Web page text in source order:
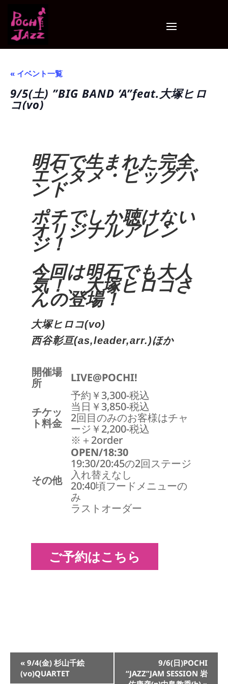
« イベント一覧
9/5(土) ”BIG BAND ’A”feat.大塚ヒロ
コ(vo)
明石で生まれた完全
エンタメ・ビッグバ
ンド
ポチでしか聴けない
オリジナルアレン
ジ！
今回は明石でも大人
気！、大塚ヒロコさ
んの登場！
大塚ヒロコ(vo)
西谷彰亘(as,leader,arr.)ほか
開催場
所
LIVE@POCHI!
チケッ
ト料金
予約￥3,300-税込
当日￥3,850-税込
2回目のみのお客様はチャ
ージ￥2,200-税込
※＋2order
その他
OPEN/18:30
19:30/20:45の2回ステージ
入れ替えなし
20:40頃フードメニューの
み
ラストオーダー
ご予約はこちら
イ
ベ
« 9/4(金) 杉山千絵
(vo)QUARTET
9/6(日)POCHI
“JAZZ”JAM SESSION 岩